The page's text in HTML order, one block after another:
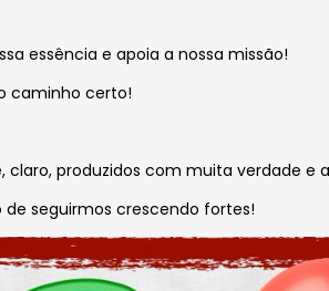
essência e apoia a nossa missão!
caminho certo!
produzidos com muita verdade e
seguirmos crescendo fortes!